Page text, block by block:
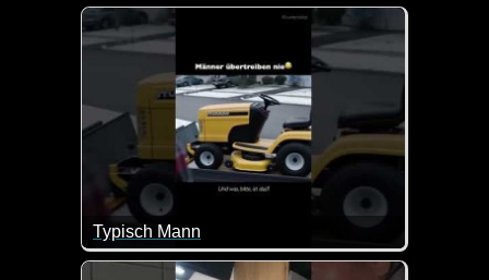
Der Olaf hat einfach immer einen besonderen
Typisch Mann
Es schaufelt zwar Schnee, aber eine